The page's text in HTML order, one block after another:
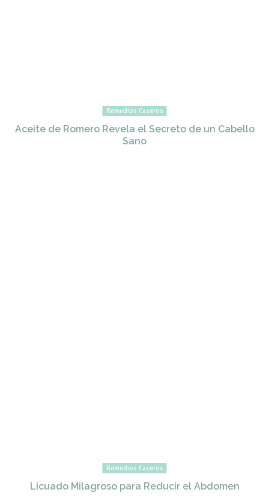
Remedios Caseros
Aceite de Romero Revela el Secreto de un Cabello
Sano
Remedios Caseros
Licuado Milagroso para Reducir el Abdomen